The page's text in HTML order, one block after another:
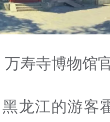
万寿寺博物馆
龙江的游客